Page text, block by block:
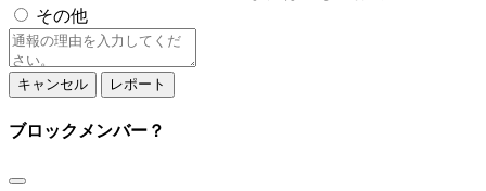
その他
レ
ポ
ー
ノ
ト
レポート
ブロックメンバー？